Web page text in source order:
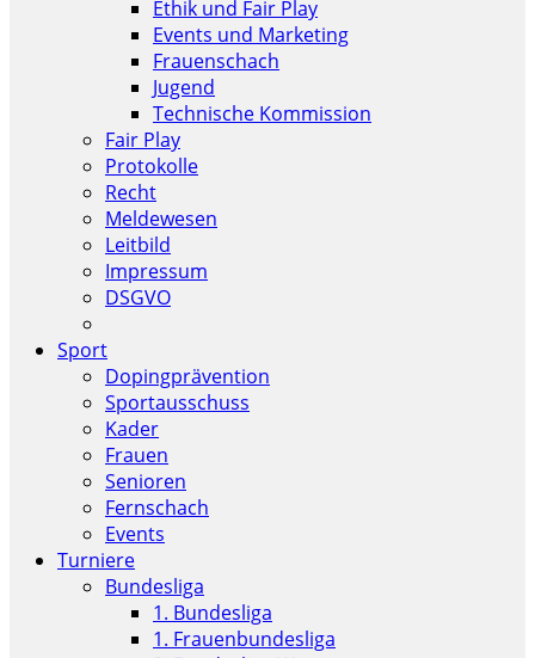
Ethik und Fair Play
Events und Marketing
Frauenschach
Jugend
Technische Kommission
Fair Play
Protokolle
Recht
Meldewesen
Leitbild
Impressum
DSGVO
Sport
Dopingprävention
Sportausschuss
Kader
Frauen
Senioren
Fernschach
Events
Turniere
Bundesliga
1. Bundesliga
1. Frauenbundesliga